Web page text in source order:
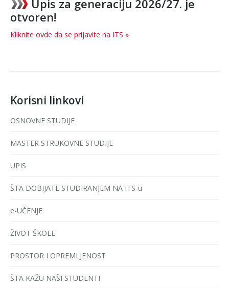
Upis za generaciju 2026/27. je
otvoren!
Kliknite ovde da se prijavite na ITS »
Korisni linkovi
OSNOVNE STUDIJE
MASTER STRUKOVNE STUDIJE
UPIS
ŠTA DOBIJATE STUDIRANJEM NA ITS-u
e-UČENJE
ŽIVOT ŠKOLE
PROSTOR I OPREMLJENOST
ŠTA KAŽU NAŠI STUDENTI